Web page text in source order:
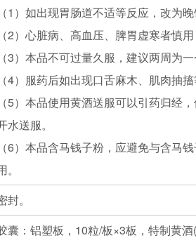
（1）如出现胃肠道不适等反应，改为
（2）心脏病、高血压、脾胃虚寒者慎用
（3）本品不可过量久服，建议两周为一
（4）服药后如出现口舌麻木、肌肉抽
（5）本品使用黄酒送服可以引药归经
水送服。
（6）本品含马钱子粉，应避免与含马
。
封。
囊：铝塑板，10粒/板×3板，特制黄酒